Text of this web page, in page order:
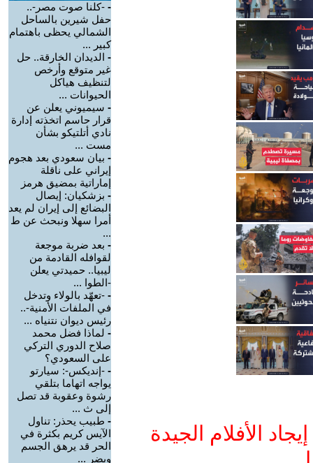
الأفلام الجيدة
- -كلنا صوت مصر-..
حفل شيرين بالساحل
الشمالي يحظى باهتمام
كبير ...
- الديدان الخارقة.. حل
غير متوقع وأرخص
لتنظيف هياكل
الحيوانات ...
- سيميوني يعلن عن
قرار حاسم اتخذته إدارة
نادي أتلتيكو بشأن
مست ...
- بيان سعودي بعد هجوم
إيراني على ناقلة
إماراتية بمضيق هرمز
- بزشكيان: إيصال
البضائع إلى إيران لم يعد
أمرا سهلا ونبحث عن ط
...
- بعد ضربة موجعة
لقوافله القادمة من
ليبيا.. حميدتي يعلن
-الطوا ...
- -تعهّد بالولاء وتدخل
في الملفات الأمنية-..
رئيس ديوان نتنياه ...
- لماذا فضل محمد
صلاح الدوري التركي
على السعودي؟
- -إنديكس-: سيارتو
يواجه اتهاما بتلقي
رشوة وعقوبة قد تصل
إلى ث ...
- طبيب يحذر: تناول
الآيس كريم بكثرة في
الحر قد يرهق الجسم
ويضر ...